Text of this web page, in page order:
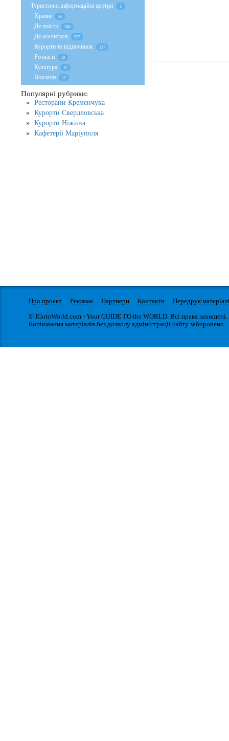
Туристичні інформаційні центри 1
Храми 53
Де поїсти 340
Де оселитися 527
Курорти та відпочинок 317
Розваги 20
Культура 17
Вокзали 12
Популярні рубрики:
Ресторани Кременчука
Курорти Свердловська
Курорти Ніжина
Кафетерії Маріуполя
Про проект Реклама Партнери Контакти
Передрук
© IGotoWorld.com - Your GUIDE TO the WORLD. Всі права захищені.
Копіювання матеріалів без дозволу адміністрації сайту заборонено.